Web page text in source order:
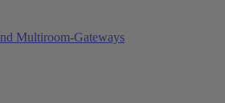
Multiroom-Gateways